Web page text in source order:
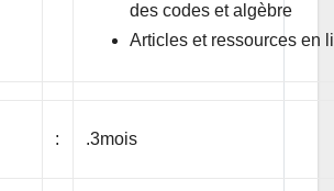
des codes et algèbre
Articles et ressources en
: .3mois